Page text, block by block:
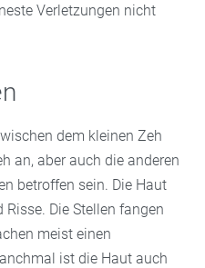
Verletzungen nicht
dem kleinen Zeh
an, aber auch die anderen
betroffen sein. Die Haut
Die Stellen fangen
meist einen
ist die Haut auch